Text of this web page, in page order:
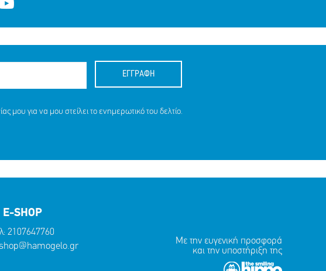
ΕΓΓΡΑΦΗ
μου για να μου στείλει το ενημερωτικό του δελτίο.
E-SHOP
2107647760
Με την ευγενική προσφορά
και την υποστήριξη της